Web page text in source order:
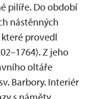
pilíře. Do období
nástěnných
provedl
Z jeho
oltáře
Barbory. Interiér